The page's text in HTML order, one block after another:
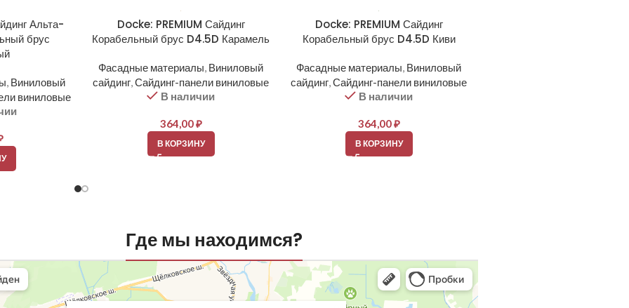
Альта-
брус
, Виниловый
виниловые
Docke: PREMIUM Сайдинг
Корабельный брус D4.5D Карамель
Фасадные материалы, Виниловый
сайдинг,Сайдинг-панели виниловые
В наличии
364,00₽
В КОРЗИНУ
Docke: PREMIUM Сайдинг
Корабельный брус D4.5D Киви
Фасадные материалы, Виниловый
сайдинг,Сайдинг-панели виниловые
В наличии
364,00₽
В КОРЗИНУ
Где мы находимся?
материалы в Балашихе